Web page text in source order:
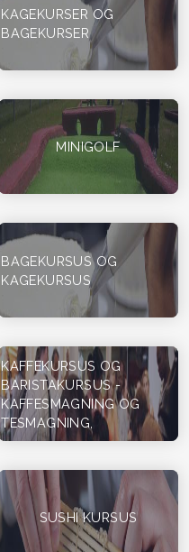
KAGEKURSER OG
BAGEKURSER
MINIGOLF
BAGEKURSUS OG
KAGEKURSUS
KAFFEKURSUS OG
BARISTAKURSUS -
KAFFESMAGNING OG
TESMAGNING,
SUSHI KURSUS